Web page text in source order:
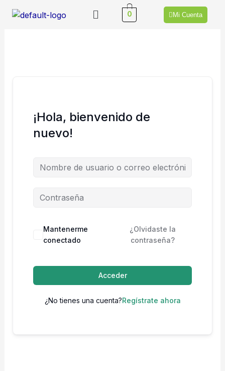
Menú 0 Mi Cuenta
¡Hola, bienvenido de
nuevo!
Mantenerme
conectado
¿Olvidaste la
contraseña?
Acceder
¿No tienes una cuenta?Regístrate ahora